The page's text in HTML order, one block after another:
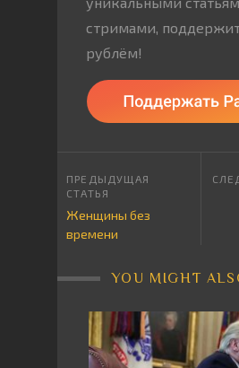
стримами,
рублём!
Женщины без
времени
YOU MIGHT